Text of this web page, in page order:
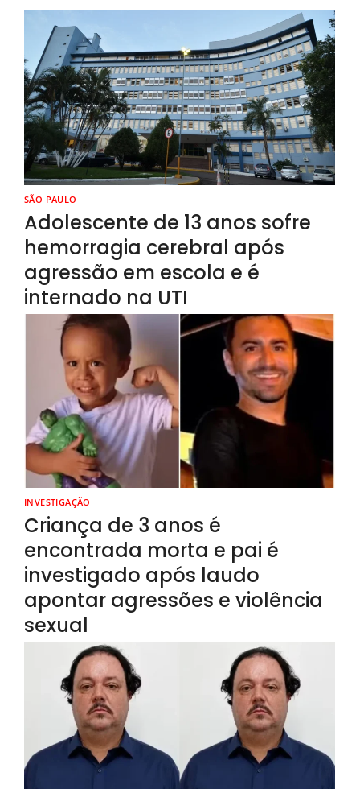
SÃO PAULO
Adolescente de 13 anos sofre
hemorragia cerebral após
agressão em escola e é
internado na UTI
INVESTIGAÇÃO
Criança de 3 anos é
encontrada morta e pai é
investigado após laudo
apontar agressões e violência
sexual